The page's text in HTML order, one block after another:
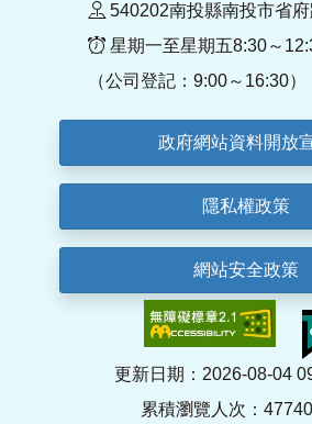
540202南投縣南投市省
星期一至星期五8:30～
（公司登記：9:00～16:30）
政府網站資料開放
隱私權政策
網站安全政策
更新日期：2026-08-04
累積瀏覽人次：